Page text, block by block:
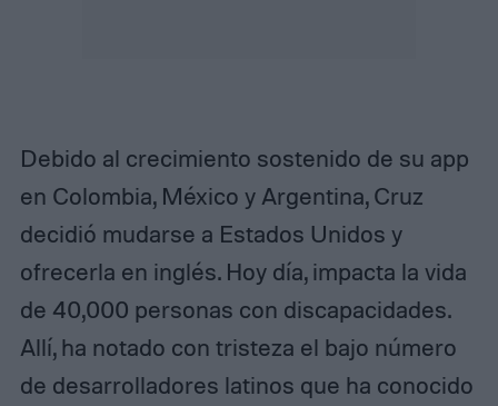
Debido al crecimiento sostenido de su app
en Colombia, México y Argentina, Cruz
decidió mudarse a Estados Unidos y
ofrecerla en inglés. Hoy día, impacta la vida
de 40,000 personas con discapacidades.
Allí, ha notado con tristeza el bajo número
de desarrolladores latinos que ha conocido